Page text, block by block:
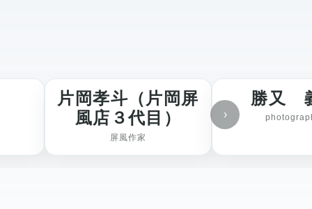
片岡孝斗（片岡屏
風店３代目）
屏風作家
勝又
›